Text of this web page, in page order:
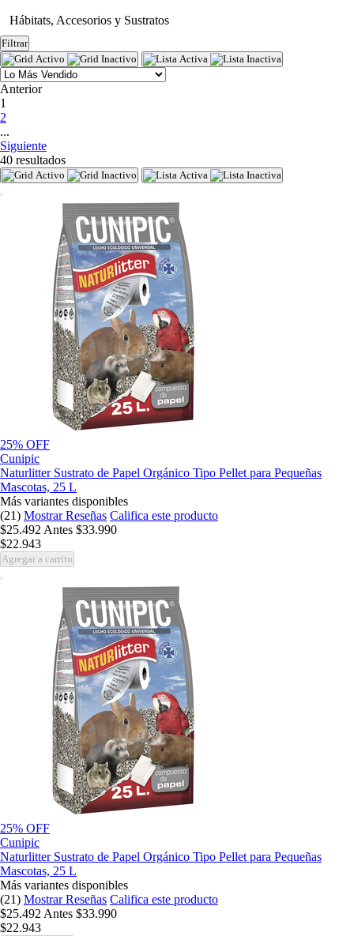
Hábitats, Accesorios y Sustratos
Filtrar
Anterior
1
2
...
Siguiente
40 resultados
25% OFF
Cunipic
Naturlitter Sustrato de Papel Orgánico Tipo Pellet para Pequeñas
Mascotas, 25 L
Más variantes disponibles
(21) Mostrar Reseñas Califica este producto
$25.492 Antes $33.990
$22.943
Agregar a carrito
25% OFF
Cunipic
Naturlitter Sustrato de Papel Orgánico Tipo Pellet para Pequeñas
Mascotas, 25 L
Más variantes disponibles
(21) Mostrar Reseñas Califica este producto
$25.492 Antes $33.990
$22.943